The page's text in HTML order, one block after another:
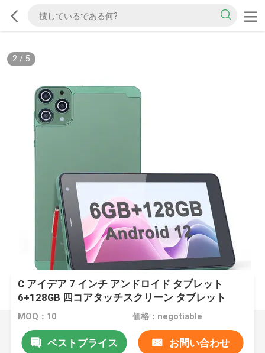
3/ 5
C アイデア 7 インチ アンドロイド タブレット
6+128GB 四コアタッチスクリーン タブレット
Studenet CM515 ((緑)
MOQ：10 価格：negotiable
ベストプライス お問い合わせ